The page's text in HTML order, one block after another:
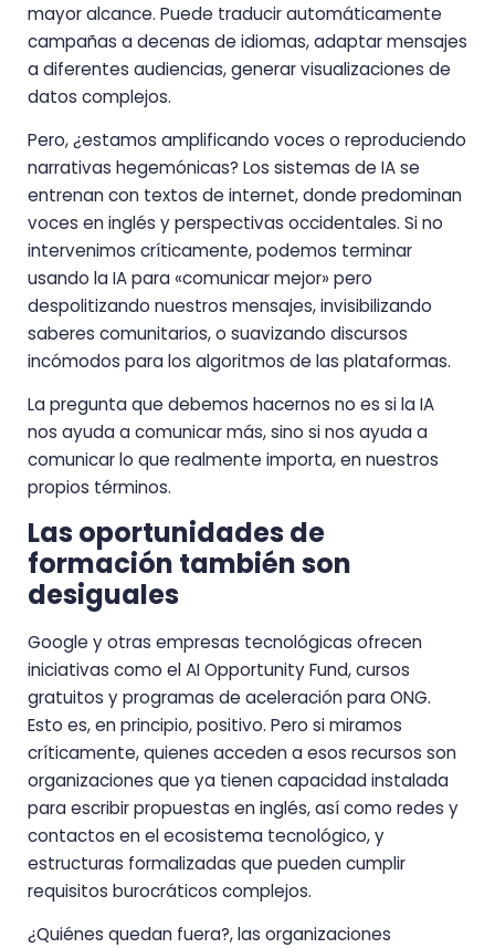
mayor alcance. Puede traducir automáticamente
campañas a decenas de idiomas, adaptar mensajes
a diferentes audiencias, generar visualizaciones de
datos complejos.
Pero, ¿estamos amplificando voces o reproduciendo
narrativas hegemónicas? Los sistemas de IA se
entrenan con textos de internet, donde predominan
voces en inglés y perspectivas occidentales. Si no
intervenimos críticamente, podemos terminar
usando la IA para «comunicar mejor» pero
despolitizando nuestros mensajes, invisibilizando
saberes comunitarios, o suavizando discursos
incómodos para los algoritmos de las plataformas.
La pregunta que debemos hacernos no es si la IA
nos ayuda a comunicar más, sino si nos ayuda a
comunicar lo que realmente importa, en nuestros
propios términos.
Las oportunidades de
formación también son
desiguales
Google y otras empresas tecnológicas ofrecen
iniciativas como el AI Opportunity Fund, cursos
gratuitos y programas de aceleración para ONG.
Esto es, en principio, positivo. Pero si miramos
críticamente, quienes acceden a esos recursos son
organizaciones que ya tienen capacidad instalada
para escribir propuestas en inglés, así como redes y
contactos en el ecosistema tecnológico, y
estructuras formalizadas que pueden cumplir
requisitos burocráticos complejos.
¿Quiénes quedan fuera?, las organizaciones